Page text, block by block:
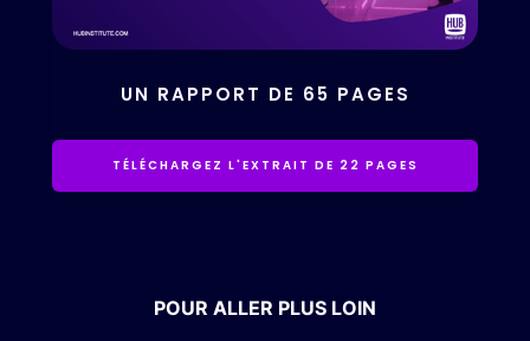
UN RAPPORT DE 65 PAGES
TÉLÉCHARGEZ L'EXTRAIT DE 22 PAGES
POUR ALLER PLUS LOIN